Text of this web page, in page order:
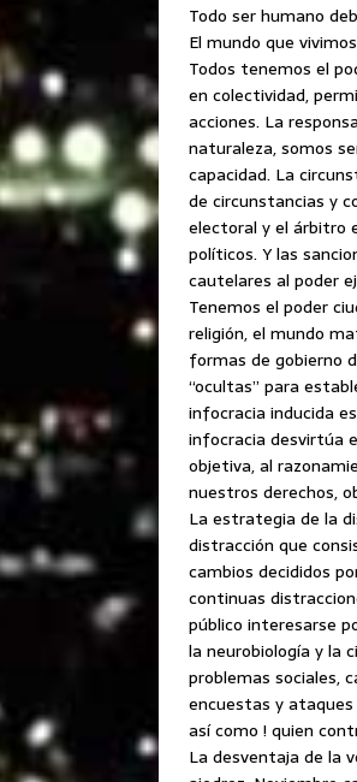
Todo ser humano
El mundo que
Todos tenemos el
en colectividad,
acciones. La
naturaleza, somos
capacidad. La
de circunstancias y
electoral y el árbitro
políticos. Y las
cautelares al poder
Tenemos el poder
religión, el mundo
formas de gobierno
“ocultas” para
infocracia inducida
infocracia desvirtúa
objetiva, al
nuestros derechos,
La estrategia de la
distracción que
cambios decididos
continuas
público interesarse
la neurobiología y la
problemas sociales,
encuestas y ataques
así como ! quien
La desventaja de la